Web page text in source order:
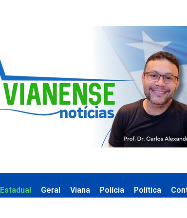
Estadual Geral Viana Polícia Política